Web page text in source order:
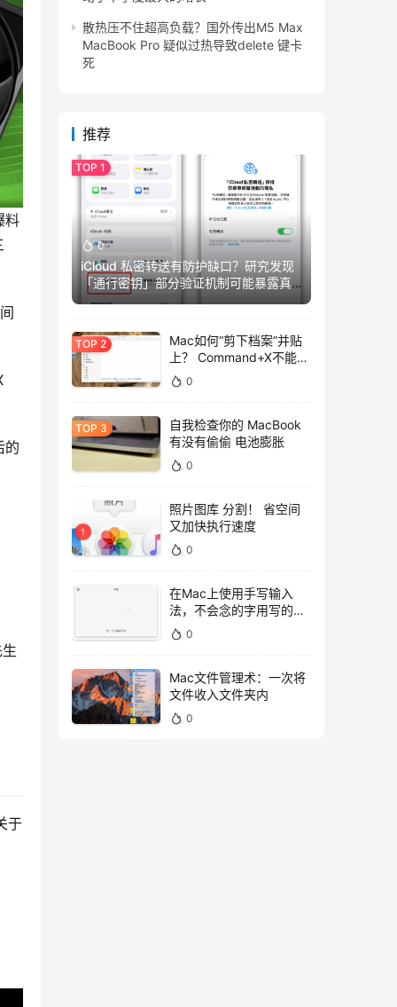
料
的
于
散热压不住超高负载？国外传出M5 Max
MacBook Pro 疑似过热导致delete 键卡
死
推荐
0
iCloud 私密转送有防护缺口？研究发现
「通行密钥」部分验证机制可能暴露真
实IP
Mac如何“剪下档案”并贴
上？ Command+X不能
用，用这招吧！
0
自我检查你的 MacBook
有没有偷偷 电池膨胀
0
照片图库 分割！ 省空间
又加快执行速度
0
在Mac上使用手写输入
法，不会念的字用写的就
好！
0
Mac文件管理术：一次将
文件收入文件夹内
0